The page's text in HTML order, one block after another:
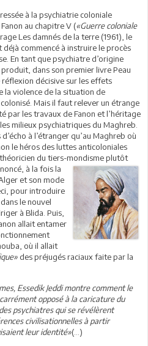
à la psychiatrie coloniale
au chapitre V («Guerre coloniale
Les damnés de la terre (1961), le
déjà commencé à instruire le procès
En tant que psychiatre d’origine
dans son premier livre Peau
réflexion décisive sur les effets
la violence de la situation de
Mais il faut relever un étrange
par les travaux de Fanon et l’héritage
milieux psychiatriques du Maghreb.
à l’étranger qu’au Maghreb où
le héros des luttes anticoloniales
du tiers-mondisme plutôt
à la fois la
et son mode
pour introduire
le nouvel
à Blida. Puis,
allait entamer
où il allait
des préjugés raciaux faite par la
Essedik Jeddi montre comment le
opposé à la caricature du
psychiatres qui se révélèrent
civilisationnelles à partir
leur identité»(…)